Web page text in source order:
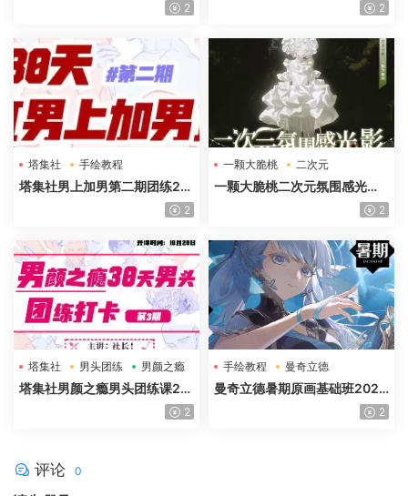
2 2
塔集社 手绘教程
塔集社男上加男第二期团练20
2
一颗大脆桃
二次元
光影特训班
一颗大脆桃二次元氛围感光影
特训班第5期2025年高清画质2
塔集社 男头团练 男颜之瘾
塔集社男颜之瘾男头团练课20
2
手绘教程 曼奇立德
曼奇立德暑期原画基础班2025
2
评论 0